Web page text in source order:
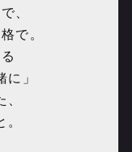
、
で。
に」
、
。